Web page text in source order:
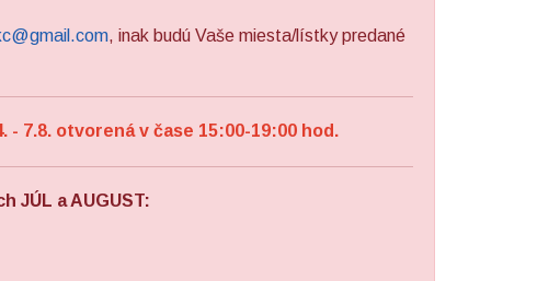
, inak budú Vaše miesta/lístky predané
7.8. otvorená v čase 15:00-19:00 hod.
JÚL a AUGUST: